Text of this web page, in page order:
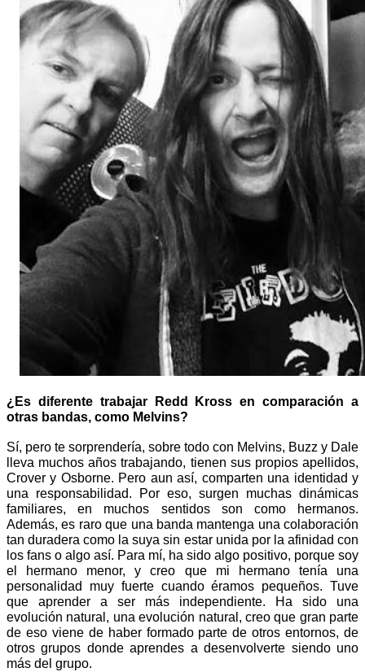
¿Es diferente trabajar Redd Kross en comparación a
otras bandas, como Melvins?
Sí, pero te sorprendería, sobre todo con Melvins, Buzz y Dale
lleva muchos años trabajando, tienen sus propios apellidos,
Crover y Osborne. Pero aun así, comparten una identidad y
una responsabilidad. Por eso, surgen muchas dinámicas
familiares, en muchos sentidos son como hermanos.
Además, es raro que una banda mantenga una colaboración
tan duradera como la suya sin estar unida por la afinidad con
los fans o algo así. Para mí, ha sido algo positivo, porque soy
el hermano menor, y creo que mi hermano tenía una
personalidad muy fuerte cuando éramos pequeños. Tuve
que aprender a ser más independiente. Ha sido una
evolución natural, una evolución natural, creo que gran parte
de eso viene de haber formado parte de otros entornos, de
otros grupos donde aprendes a desenvolverte siendo uno
más del grupo.